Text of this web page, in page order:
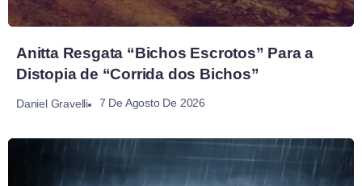
Anitta Resgata “Bichos Escrotos” Para a
Distopia de “Corrida dos Bichos”
Daniel Gravelli 7 De Agosto De 2026